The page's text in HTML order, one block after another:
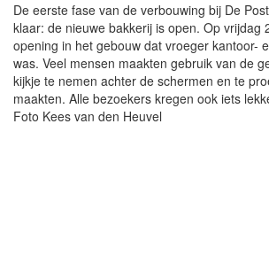
De eerste fase van de verbouwing bij De
klaar: de nieuwe bakkerij is open. Op vrijdag
opening in het gebouw dat vroeger kantoor-
was. Veel mensen maakten gebruik van de
kijkje te nemen achter de schermen en te
maakten. Alle bezoekers kregen ook iets
Foto Kees van den Heuvel